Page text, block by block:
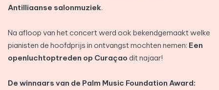
Antilliaanse salonmuziek.
Na afloop van het concert werd ook bekendgemaakt welke
pianisten de hoofdprijs in ontvangst mochten nemen: Een
openluchtoptreden op Curaçao dit najaar!
De winnaars van de Palm Music Foundation Award: